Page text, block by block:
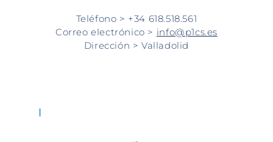
Teléfono > +34 618.518.561
Correo electrónico > info@p1cs.es
Dirección > Valladolid